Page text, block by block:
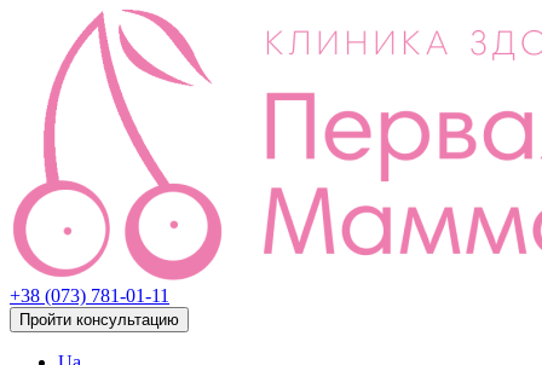
+38 (073) 781-01-11
Пройти консультацию